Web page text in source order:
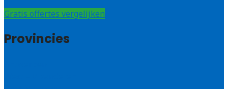
Gratis offertes vergelijken
Provincies